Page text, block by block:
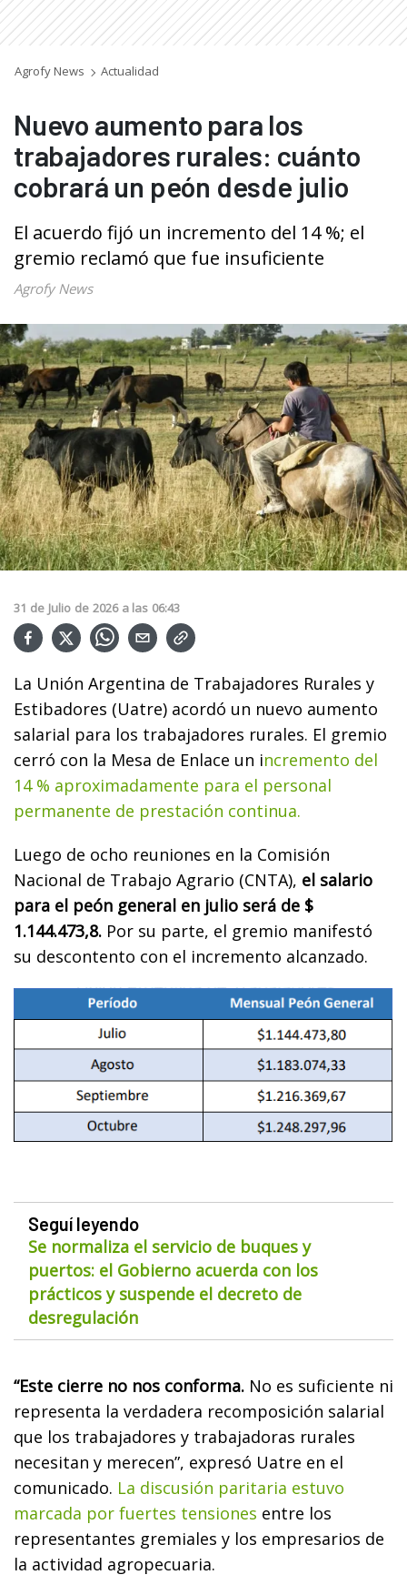
Agrofy News Actualidad
Nuevo aumento para los
trabajadores rurales: cuánto
cobrará un peón desde julio
El acuerdo fijó un incremento del 14 %; el
gremio reclamó que fue insuficiente
Agrofy News
31 de Julio de 2026 a las 06:43
La Unión Argentina de Trabajadores Rurales y
Estibadores (Uatre) acordó un nuevo aumento
salarial para los trabajadores rurales. El gremio
cerró con la Mesa de Enlace un incremento del
14 % aproximadamente para el personal
permanente de prestación continua.
Luego de ocho reuniones en la Comisión
Nacional de Trabajo Agrario (CNTA), el salario
para el peón general en julio será de $
1.144.473,8. Por su parte, el gremio manifestó
su descontento con el incremento alcanzado.
Seguí leyendo
Se normaliza el servicio de buques y
puertos: el Gobierno acuerda con los
prácticos y suspende el decreto de
desregulación
“Este cierre no nos conforma. No es suficiente ni
representa la verdadera recomposición salarial
que los trabajadores y trabajadoras rurales
necesitan y merecen”, expresó Uatre en el
comunicado. La discusión paritaria estuvo
marcada por fuertes tensiones entre los
representantes gremiales y los empresarios de
la actividad agropecuaria.